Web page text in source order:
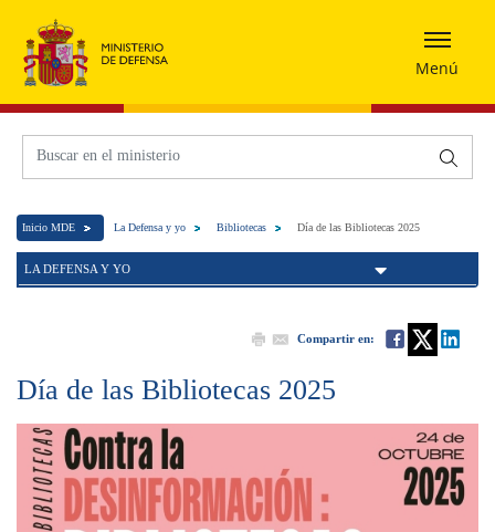
Menú
Inicio MDE La Defensa y yo Bibliotecas Día de las Bibliotecas 2025
LA DEFENSA Y YO
Compartir en:
Día de las Bibliotecas 2025